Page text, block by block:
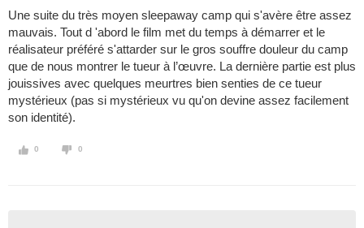
Une suite du très moyen sleepaway camp qui s'avère être assez
mauvais. Tout d 'abord le film met du temps à démarrer et le
réalisateur préféré s'attarder sur le gros souffre douleur du camp
que de nous montrer le tueur à l’œuvre. La dernière partie est plus
jouissives avec quelques meurtres bien senties de ce tueur
mystérieux (pas si mystérieux vu qu'on devine assez facilement
son identité).
0 0